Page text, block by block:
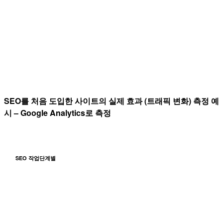
SEO를 처음 도입한 사이트의 실제 효과 (트래픽 변화) 측정 예
시 – Google Analytics로 측정
SEO 작업단계별